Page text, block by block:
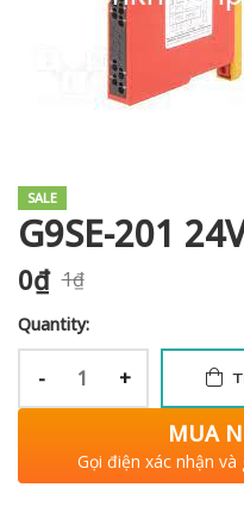
SALE
G9SE-201
1₫
0₫
Quantity:
- +
MUA
Gọi điện xác nhận
XNK